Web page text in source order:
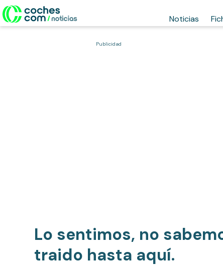
Noticias
Publicidad
Lo sentimos, no
traido hasta aquí.